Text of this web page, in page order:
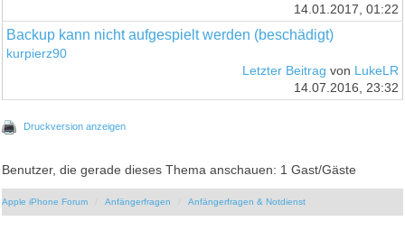
14.01.2017, 01:22
Backup kann nicht aufgespielt werden (beschädigt)
kurpierz90
Letzter Beitrag von LukeLR
14.07.2016, 23:32
Druckversion anzeigen
Benutzer, die gerade dieses Thema anschauen: 1 Gast/Gäste
Apple iPhone Forum Anfängerfragen Anfängerfragen & Notdienst